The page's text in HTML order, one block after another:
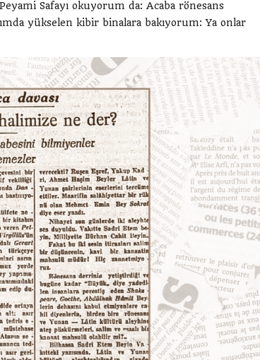
Safayı okuyorum da: Acaba rönesans
yükselen kibir binalara bakıyorum: Ya onlar